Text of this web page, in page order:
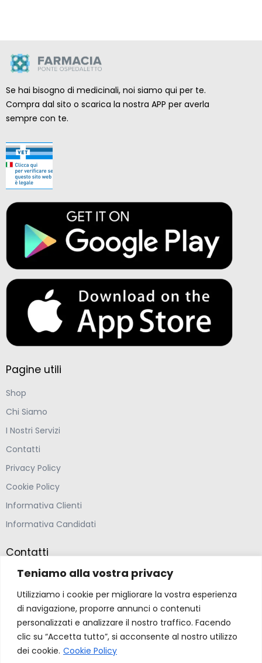
Teniamo alla vostra privacy
Utilizziamo i cookie per migliorare la vostra esperienza
di navigazione, proporre annunci o contenuti
personalizzati e analizzare il nostro traffico. Facendo
clic su “Accetta tutto”, si acconsente al nostro utilizzo
dei cookie. Cookie Policy
Se hai bisogno di medicinali, noi siamo qui per te.
Compra dal sito o scarica la nostra APP per averla
sempre con te.
Pagine utili
Shop
Chi Siamo
I Nostri Servizi
Contatti
Privacy Policy
Cookie Policy
Informativa Clienti
Informativa Candidati
Contatti
Farmacia Ponte Ospedaletto S.N.C
Via della Solidarietà 2,
47020 Longiano, Forlì-Cesena